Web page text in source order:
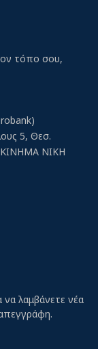
τόπο σου,
5, Θεσ.
ΝΙΚΗ
να λαμβάνετε νέα